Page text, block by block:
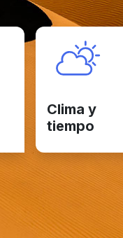
Clima y
tiempo